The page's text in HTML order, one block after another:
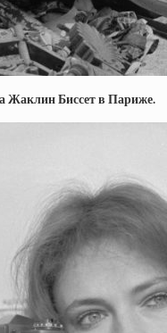
Жаклин Биссет в Париже.